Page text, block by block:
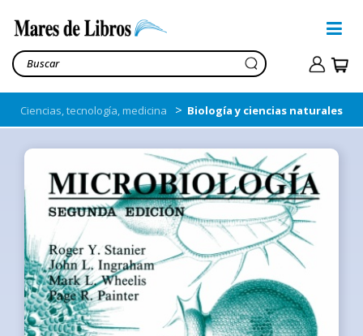
Ciencias, tecnología, medicina > Biología y ciencias naturales